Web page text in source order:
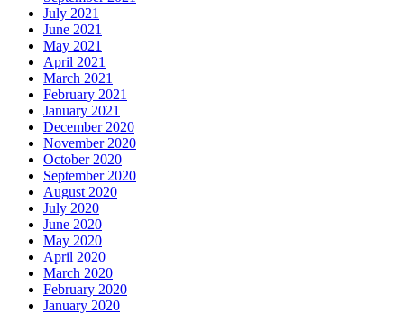
July 2021
June 2021
May 2021
April 2021
March 2021
February 2021
January 2021
December 2020
November 2020
October 2020
September 2020
August 2020
July 2020
June 2020
May 2020
April 2020
March 2020
February 2020
January 2020